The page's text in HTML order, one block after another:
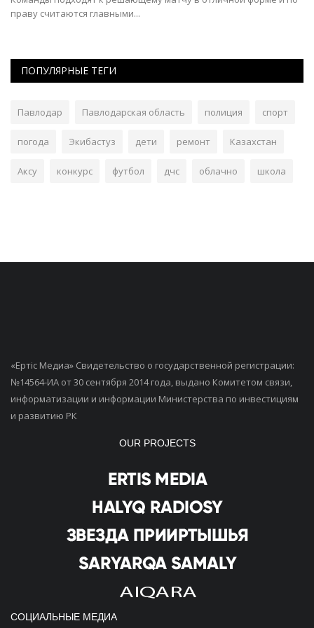
ПОПУЛЯРНЫЕ ТЕГИ
Павлодар Павлодарская область полиция спорт
погода Экибастуз дети ремонт Казахстан
Аксу конкурс футбол дчс облачно школа
«Ертiс Медиа» Свидетельство о государственной регистрации:
№14564-ИА от 30 сентября 2014 года, выдано Комитетом связи,
информатизации и информации Министерства по инвестициям
и развитию РК
OUR PROJECTS
СОЦИАЛЬНЫЕ МЕДИА